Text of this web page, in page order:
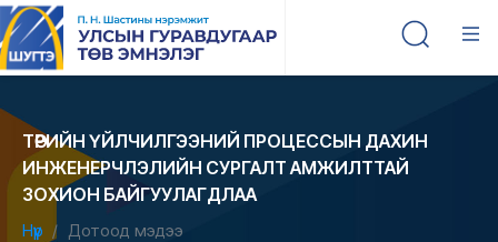
ТӨРИЙН ҮЙЛЧИЛГЭЭНИЙ ПРОЦЕССЫН ДАХИН
ИНЖЕНЕРЧЛЭЛИЙН СУРГАЛТ АМЖИЛТТАЙ
ЗОХИОН БАЙГУУЛАГДЛАА
Нүүр Дотоод мэдээ